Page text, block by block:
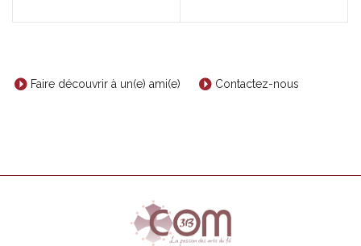
Faire découvrir à un(e) ami(e) Contactez-nous